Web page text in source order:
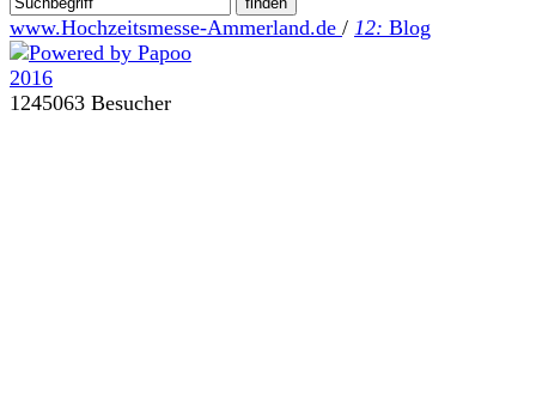
www.Hochzeitsmesse-Ammerland.de / 12: Blog
1245063 Besucher